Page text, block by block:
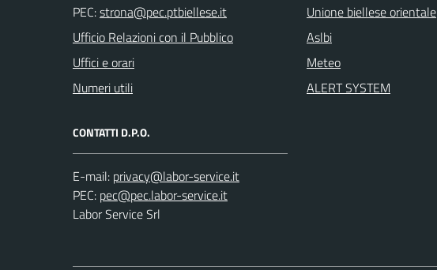
PEC:
Ufficio Relazioni con il Pubblico
Uffici e orari
Numeri utili
CONTATTI D.P.O.
E-mail:
PEC:
Labor Service Srl
Unione biellese orientale
Aslbi
Meteo
ALERT SYSTEM